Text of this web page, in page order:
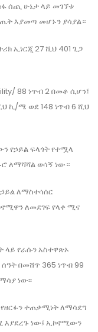
ሰጪ ሁኔታ ላይ መገኘቱ
እያመጣ መሆኑን ያሳያል።
ኢነርጂ 27 ሺህ 401 ጊጋ
88 ነጥብ 2 በመቶ ሲሆን፤
ኪ/ሜ ወደ 148 ነጥብ 6 ሺህ
የኃይል ፍላጎት የተሟላ
ለማሻሻል ወሳኝ ነው።
ለማስተሳሰር
ለመደገፍ የላቀ ሚና
ላይ የራሱን አስተዋጽኦ
በመሸጥ 365 ነጥብ 99
ነው፡፡
ተጠቃሚነት ለማሳደግ
እያደረጉ ነው፤ ኢኮኖሚውን